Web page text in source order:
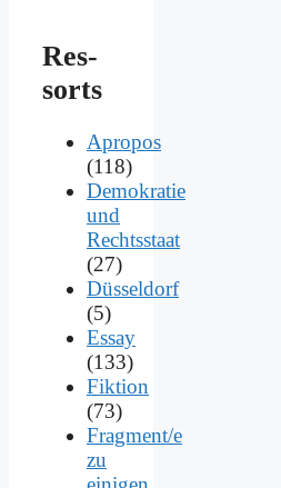
Res­
sorts
Apropos
(118)
Demokratie
und
Rechtsstaat
(27)
Düsseldorf
(5)
Essay
(133)
Fiktion
(73)
Fragment/e
zu